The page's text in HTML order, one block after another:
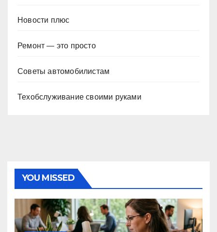
Новости плюс
Ремонт — это просто
Советы автомобилистам
Техобслуживание своими руками
YOU MISSED